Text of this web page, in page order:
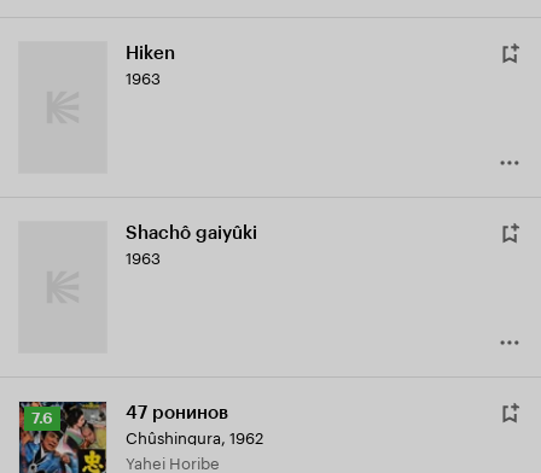
Hiken
1963
Shachô gaiyûki
1963
Рейтинг
Кинопоиска
7.6
7.6 47 ронинов
Chûshingura, 1962
Yahei Horibe